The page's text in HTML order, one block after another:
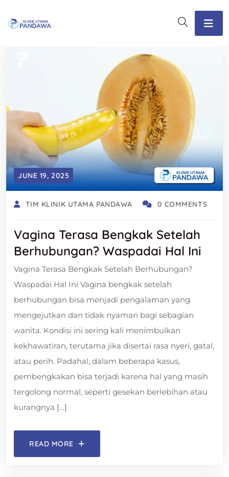
JUNE 19, 2025
TIM KLINIK UTAMA PANDAWA 0 COMMENTS
Vagina Terasa Bengkak Setelah
Berhubungan? Waspadai Hal Ini
Vagina Terasa Bengkak Setelah Berhubungan?
Waspadai Hal Ini Vagina bengkak setelah
berhubungan bisa menjadi pengalaman yang
mengejutkan dan tidak nyaman bagi sebagian
wanita. Kondisi ini sering kali menimbulkan
kekhawatiran, terutama jika disertai rasa nyeri, gatal,
atau perih. Padahal, dalam beberapa kasus,
pembengkakan bisa terjadi karena hal yang masih
tergolong normal, seperti gesekan berlebihan atau
kurangnya […]
READ MORE